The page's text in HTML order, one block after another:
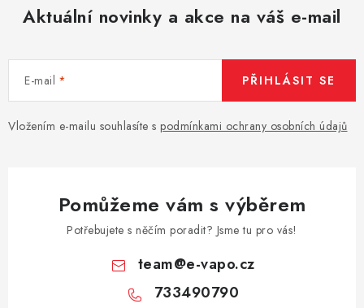
Aktuální novinky a akce na váš e-mail
E-mail
Vložením e-mailu souhlasíte s podmínkami ochrany osobních údajů
PŘIHLÁSIT SE
Pomůžeme vám s výběrem
Potřebujete s něčím poradit? Jsme tu pro vás!
team@e-vapo.cz
733490790